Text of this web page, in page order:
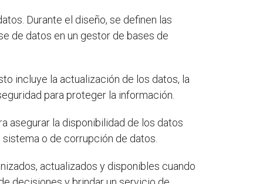
Durante el diseño, se definen las
de datos en un gestor de bases de
incluye la actualización de los datos, la
para proteger la información.
asegurar la disponibilidad de los datos
o de corrupción de datos.
actualizados y disponibles cuando